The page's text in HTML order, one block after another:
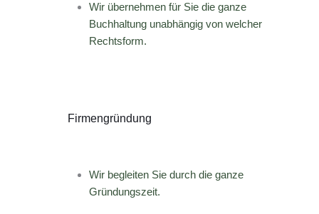
Wir übernehmen für Sie die ganze
Buchhaltung unabhängig von welcher
Rechtsform.
Firmengründung
Wir begleiten Sie durch die ganze
Gründungszeit.